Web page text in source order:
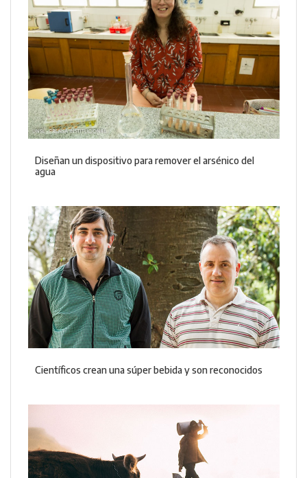
Diseñan un dispositivo para remover el arsénico del
agua
Científicos crean una súper bebida y son reconocidos